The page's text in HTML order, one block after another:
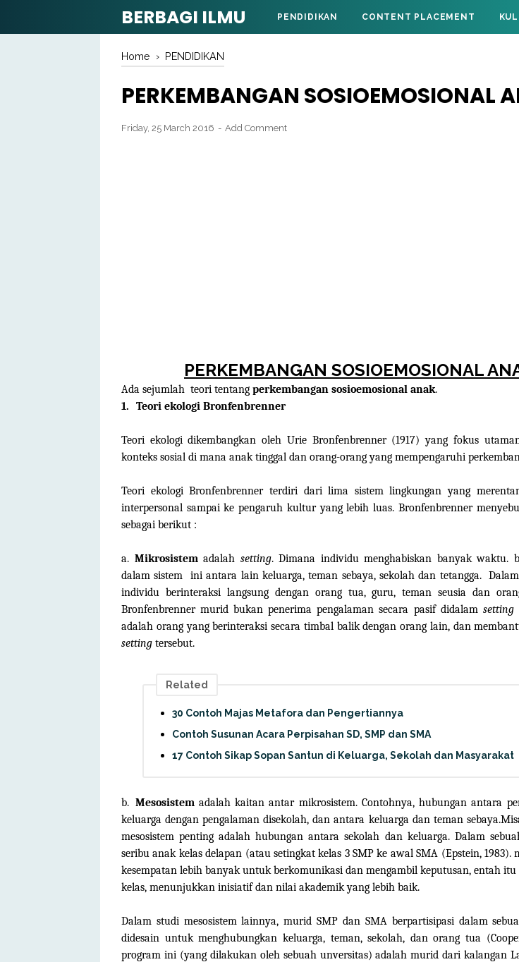
BERBAGI ILMU PENDIDIKAN CONTENT PLACEMENT
Home › PENDIDIKAN
PERKEMBANGAN SOSIOEMOSIONAL
Friday, 25 March 2016 Add Comment
PERKEMBANGAN SOSIOEMOSIONAL
Ada sejumlah teori tentang perkembangan sosioemosional anak.
1.
Teori ekologi Bronfenbrenner
Teori ekologi dikembangkan oleh Urie Bronfenbrenner (1917) yang fokus
konteks sosial di mana anak tinggal dan orang-orang yang mempengaruhi
Teori ekologi Bronfenbrenner terdiri dari lima sistem lingkungan yang
interpersonal sampai ke pengaruh kultur yang lebih luas. Bronfenbrenner
sebagai berikut :
a. Mikrosistemadalah setting. Dimana individu menghabiskan banyak waktu.
dalam sistem
ini antara lain keluarga, teman sebaya, sekolah dan tetangga.
individu berinteraksi langsung dengan orang tua, guru, teman seusia dan
Bronfenbrenner murid bukan penerima pengalaman secara pasif didalam setting
adalah orang yang berinteraksi secara timbal balik dengan orang lain, dan
setting tersebut.
Related
30 Contoh Majas Metafora dan Pengertiannya
Contoh Susunan Acara Perpisahan SD, SMP dan SMA
17 Contoh Sikap Sopan Santun di Keluarga, Sekolah dan Masyarakat
b. Mesosistemadalah kaitan antar mikrosistem. Contohnya, hubungan antara
keluarga dengan pengalaman disekolah, dan antara keluarga dan teman sebaya.
mesosistem penting adalah hubungan antara sekolah dan keluarga. Dalam
seribu anak kelas delapan (atau setingkat kelas 3 SMP ke awal SMA (Epstein, 1983).
kesempatan lebih banyak untuk berkomunikasi dan mengambil keputusan, entah
kelas, menunjukkan inisiatif dan nilai akademik yang lebih baik.
Dalam studi mesosistem lainnya, murid SMP dan SMA berpartisipasi dalam
didesain untuk menghubungkan keluarga, teman, sekolah, dan orang tua
program ini (yang dilakukan oleh sebuah unversitas) adalah murid dari kalangan